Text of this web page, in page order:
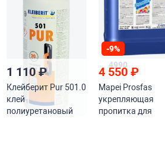
1 110₽
Клейберит Pur 501.0
клей
полиуретановый
-9%
4990
4 550₽
Mapei Prosfas
укрепляющая
пропитка для